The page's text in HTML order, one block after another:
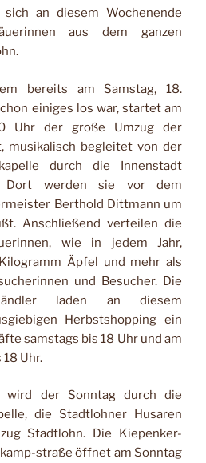
an die­sem Wochenende
aus dem gan­zen
bereits am Samstag, 18.
einiges los war, startet am
Uhr der große Umzug der
mu­sikalisch begleitet von der
durch die Innenstadt
Dort werden sie vor dem
Berthold Dittmann um
Anschließend verteilen die
wie in jedem Jahr,
Äpfel und mehr als
und Besucher. Die
la­den an diesem
Herbstshop­ping ein
samstags bis18 Uhr und am
18 Uhr.
wird der Sonntag durch die
die Stadtlohner Husaren
Stadtlohn. Die Kiepenker-
straße öffnet am Sonntag